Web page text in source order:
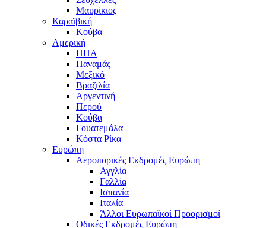
Μαυρίκιος
Καραϊβική
Κούβα
Αμερική
ΗΠΑ
Παναμάς
Μεξικό
Βραζιλία
Αργεντινή
Περού
Κούβα
Γουατεμάλα
Κόστα Ρίκα
Ευρώπη
Αεροπορικές Εκδρομές Ευρώπη
Αγγλία
Γαλλία
Ισπανία
Ιταλία
Άλλοι Ευρωπαϊκοί Προορισμοί
Οδικές Εκδρομές Ευρώπη